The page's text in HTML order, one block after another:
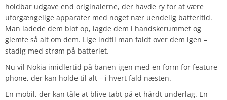
holdbar udgave end originalerne, der havde ry for at være
uforgængelige apparater med noget nær uendelig batteritid.
Man ladede dem blot op, lagde dem i handskerummet og
glemte så alt om dem. Lige indtil man faldt over dem igen –
stadig med strøm på batteriet.
Nu vil Nokia imidlertid på banen igen med en form for feature
phone, der kan holde til alt – i hvert fald næsten.
En mobil, der kan tåle at blive tabt på et hårdt underlag. En